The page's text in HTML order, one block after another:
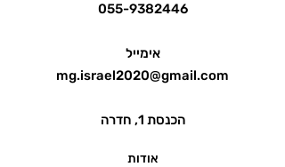
055-9382446
אימייל
mg.israel2020@gmail.com
הכנסת 1, חדרה
אודות